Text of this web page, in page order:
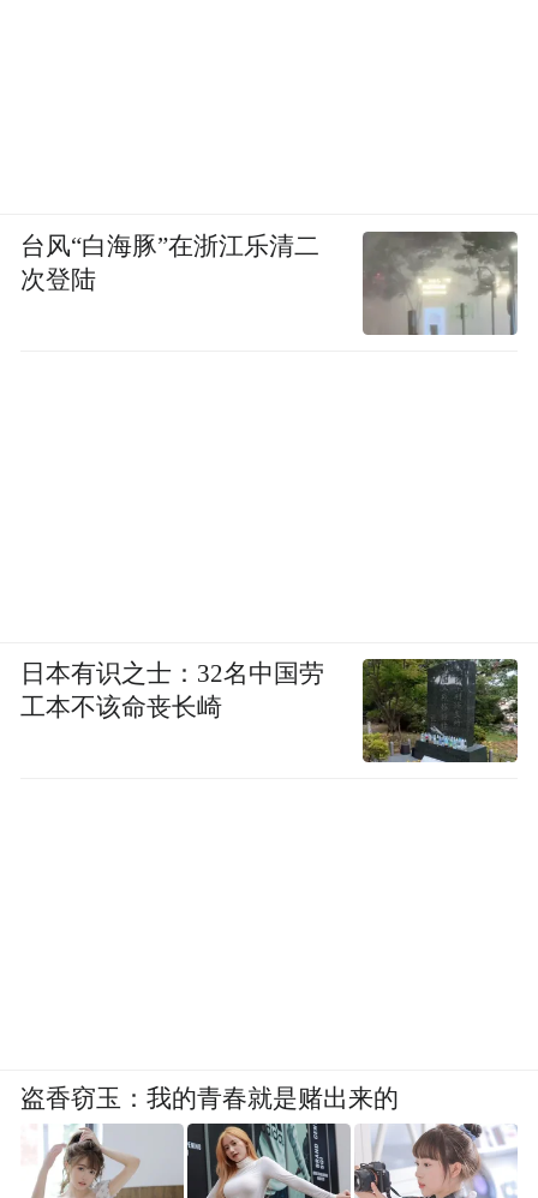
台风“白海豚”在浙江乐清二
次登陆
日本有识之士：32名中国劳
工本不该命丧长崎
盗香窃玉：我的青春就是赌出来的